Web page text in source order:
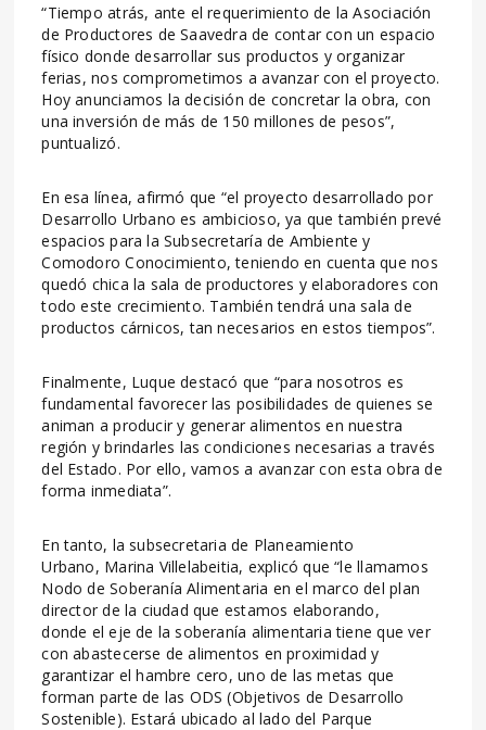
“Tiempo atrás, ante el requerimiento de la Asociación
de Productores de Saavedra de contar con un espacio
físico donde desarrollar sus productos y organizar
ferias, nos comprometimos a avanzar con el proyecto.
Hoy anunciamos la decisión de concretar la obra, con
una inversión de más de 150 millones de pesos”,
puntualizó.
En esa línea, afirmó que “el proyecto desarrollado por
Desarrollo Urbano es ambicioso, ya que también prevé
espacios para la Subsecretaría de Ambiente y
Comodoro Conocimiento, teniendo en cuenta que nos
quedó chica la sala de productores y elaboradores con
todo este crecimiento. También tendrá una sala de
productos cárnicos, tan necesarios en estos tiempos”.
Finalmente, Luque destacó que “para nosotros es
fundamental favorecer las posibilidades de quienes se
animan a producir y generar alimentos en nuestra
región y brindarles las condiciones necesarias a través
del Estado. Por ello, vamos a avanzar con esta obra de
forma inmediata”.
En tanto, la subsecretaria de Planeamiento
Urbano, Marina Villelabeitia, explicó que “le llamamos
Nodo de Soberanía Alimentaria en el marco del plan
director de la ciudad que estamos elaborando,
donde el eje de la soberanía alimentaria tiene que ver
con abastecerse de alimentos en proximidad y
garantizar el hambre cero, uno de las metas que
forman parte de las ODS (Objetivos de Desarrollo
Sostenible). Estará ubicado al lado del Parque